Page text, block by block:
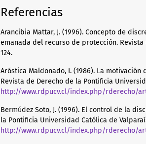
Referencias
Arancibia Mattar, J. (1996). Concepto de
emanada del recurso de protección.
124.
Aróstica Maldonado, I. (1986). La
Revista de Derecho de la Pontificia
http://www.rdpucv.cl/index.php/rderecho/
Bermúdez Soto, J. (1996). El control de la
la Pontificia Universidad Católica de
http://www.rdpucv.cl/index.php/rderecho/